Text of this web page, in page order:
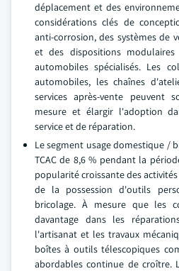
déplacement et des
considérations clés de
anti-corrosion, des systèmes de
et des dispositions
automobiles spécialisés. Les
automobiles, les chaînes
services après-vente peuvent
mesure et élargir l'adoption
service et de réparation.
Le segment usage domestique /
TCAC de 8,6 % pendant la
popularité croissante des
de la possession d'outils
bricolage. À mesure que les
davantage dans les
l'artisanat et les travaux
boîtes à outils télescopiques
abordables continue de croître.